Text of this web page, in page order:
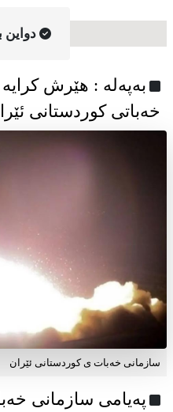
دواین
به‌په‌له‌ : هێرش
خەباتی کوردستانی
سازمانی خەبات ی کوردستانی ئێران